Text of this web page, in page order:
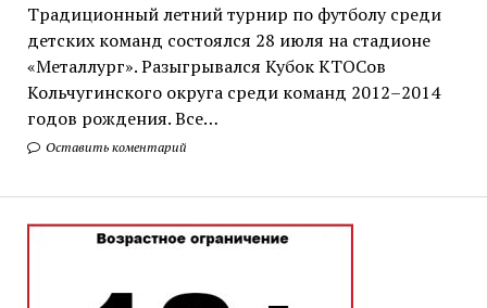
Традиционный летний турнир по футболу среди
детских команд состоялся 28 июля на стадионе
«Металлург». Разыгрывался Кубок КТОСов
Кольчугинского округа среди команд 2012–2014
годов рождения. Все…
Оставить коментарий